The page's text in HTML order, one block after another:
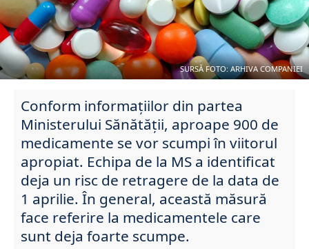
SURSĂ FOTO: ARHIVA COMPANIEI
Conform informațiilor din partea
Ministerului Sănătății, aproape 900 de
medicamente se vor scumpi în viitorul
apropiat. Echipa de la MS a identificat
deja un risc de retragere de la data de
1 aprilie. În general, această măsură
face referire la medicamentele care
sunt deja foarte scumpe.